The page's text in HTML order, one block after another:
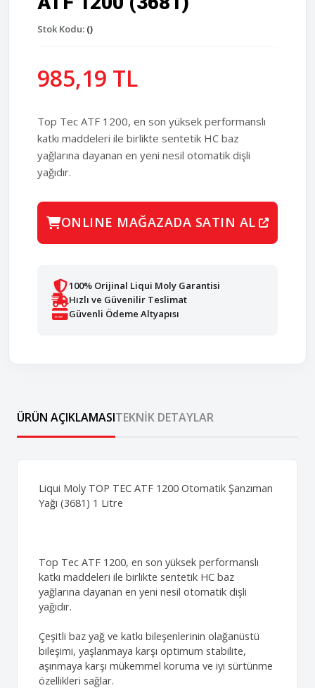
Stok Kodu: ()
985,19 TL
Top Tec ATF 1200, en son yüksek performanslı
katkı maddeleri ile birlikte sentetik HC baz
yağlarına dayanan en yeni nesil otomatik dişli
yağıdır.
ONLINE MAĞAZADA SATIN AL
100% Orijinal Liqui Moly Garantisi
Hızlı ve Güvenilir Teslimat
Güvenli Ödeme Altyapısı
ÜRÜN AÇIKLAMASITEKNIK DETAYLAR
Liqui Moly TOP TEC ATF 1200 Otomatik Şanzıman
Yağı (3681) 1 Litre
Top Tec ATF 1200, en son yüksek performanslı
katkı maddeleri ile birlikte sentetik HC baz
yağlarına dayanan en yeni nesil otomatik dişli
yağıdır.
Çeşitli baz yağ ve katkı bileşenlerinin olağanüstü
bileşimi, yaşlanmaya karşı optimum stabilite,
aşınmaya karşı mükemmel koruma ve iyi sürtünme
özellikleri sağlar.